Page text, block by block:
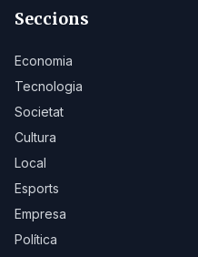
Seccions
Economia
Tecnologia
Societat
Cultura
Local
Esports
Empresa
Política